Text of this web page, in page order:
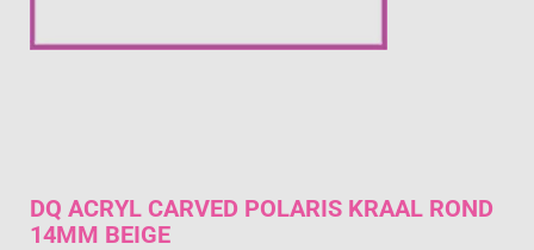
DQ ACRYL CARVED POLARIS KRAAL ROND
14MM BEIGE